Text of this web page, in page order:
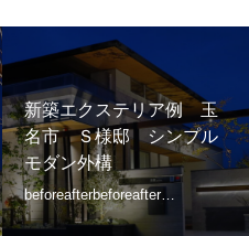
新築エクステリア例 玉
名市 Ｓ様邸 シンプル
モダン外構